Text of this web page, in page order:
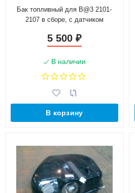
Бак топливный для B@3 2101-
2107 в сборе, с датчиком
5 500 ₽
В наличии
В корзину